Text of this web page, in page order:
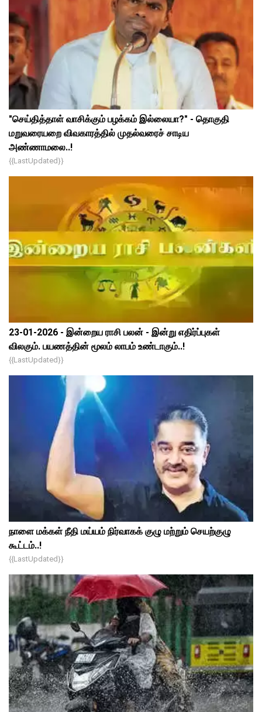
"செய்தித்தாள் வாசிக்கும் பழக்கம் இல்லையா?" - தொகுதி
மறுவரையறை விவகாரத்தில் முதல்வரைச் சாடிய
அண்ணாமலை..!
{{lastUpdated}}
23-01-2026 - இன்றைய ராசி பலன் - இன்று எதிர்ப்புகள்
விலகும். பயணத்தின் மூலம் லாபம் உண்டாகும்..!
{{lastUpdated}}
நாளை மக்கள் நீதி மய்யம் நிர்வாகக் குழு மற்றும் செயற்குழு
கூட்டம்..!
{{lastUpdated}}